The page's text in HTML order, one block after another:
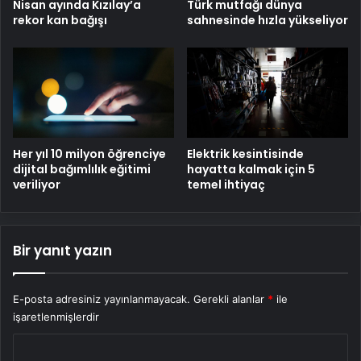
Nisan ayında Kızılay’a
rekor kan bağışı
Türk mutfağı dünya
sahnesinde hızla yükseliyor
Her yıl 10 milyon öğrenciye
dijital bağımlılık eğitimi
veriliyor
Elektrik kesintisinde
hayatta kalmak için 5
temel ihtiyaç
Bir yanıt yazın
E-posta adresiniz yayınlanmayacak. Gerekli alanlar * ile
işaretlenmişlerdir